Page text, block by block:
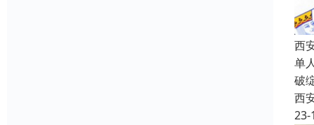
西
单
破
西
23-